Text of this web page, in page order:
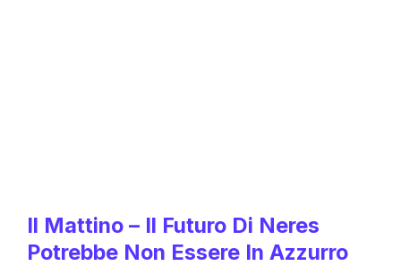
Il Mattino – Il Futuro Di Neres
Potrebbe Non Essere In Azzurro